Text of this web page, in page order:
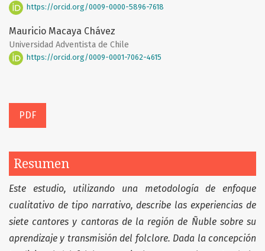
https://orcid.org/0009-0000-5896-7618
Mauricio Macaya Chávez
Universidad Adventista de Chile
https://orcid.org/0009-0001-7062-4615
PDF
Resumen
Este estudio, utilizando una metodología de enfoque
cualitativo de tipo narrativo, describe las experiencias de
siete cantores y cantoras de la región de Ñuble sobre su
aprendizaje y transmisión del folclore. Dada la concepción